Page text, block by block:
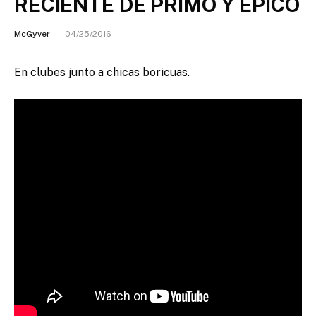
McGyver 04/25/2016
En clubes junto a chicas boricuas.